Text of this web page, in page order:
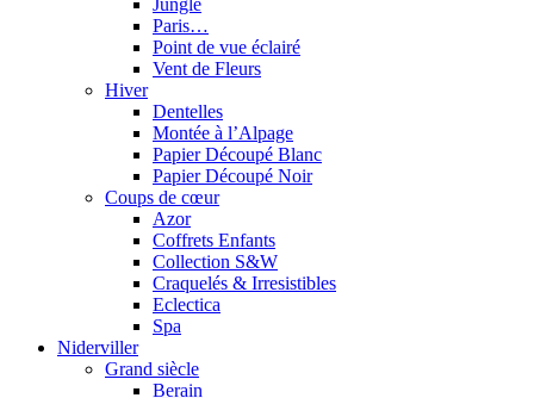
Paris…
Point de vue éclairé
Vent de Fleurs
Hiver
Dentelles
Montée à l’Alpage
Papier Découpé Blanc
Papier Découpé Noir
Coups de cœur
Azor
Coffrets Enfants
Collection S&W
Craquelés & Irresistibles
Eclectica
Spa
Niderviller
Grand siècle
Berain